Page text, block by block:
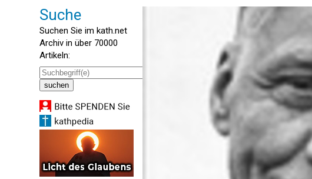
Suche
Suchen Sie im kath.net
Archiv in über 70000
Artikeln: